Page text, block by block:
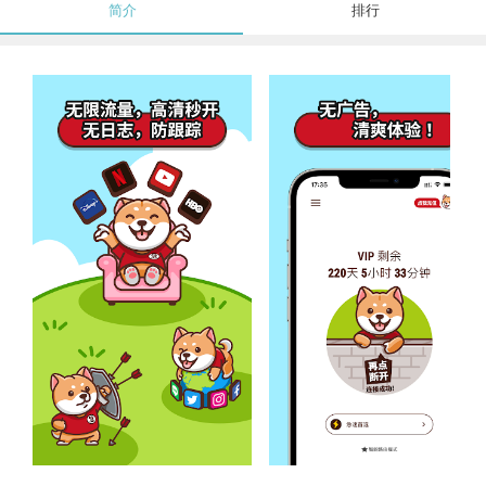
简介 排行